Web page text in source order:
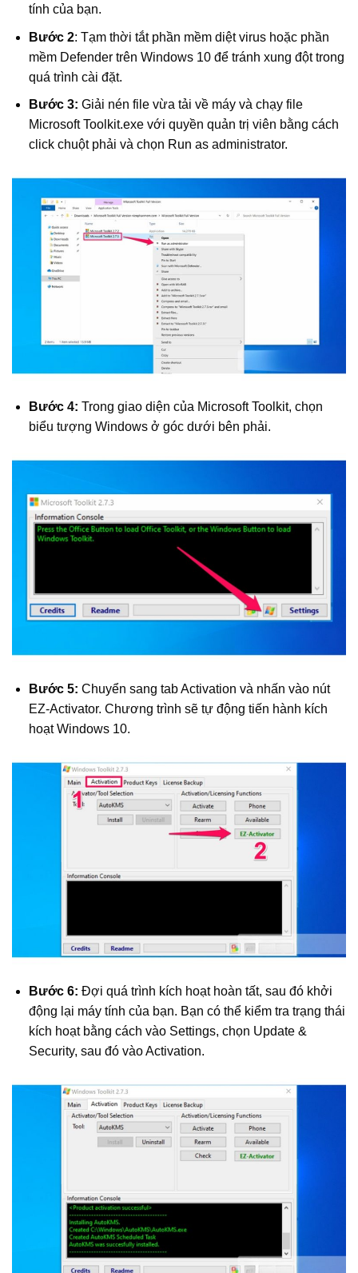
tính của bạn.
Bước 2: Tạm thời tắt phần mềm diệt virus hoặc phần
mềm Defender trên Windows 10 để tránh xung đột trong
quá trình cài đặt.
Bước 3: Giải nén file vừa tải về máy và chạy file
Microsoft Toolkit.exe với quyền quản trị viên bằng cách
click chuột phải và chọn Run as administrator.
Bước 4: Trong giao diện của Microsoft Toolkit, chọn
biểu tượng Windows ở góc dưới bên phải.
Bước 5: Chuyển sang tab Activation và nhấn vào nút
EZ-Activator. Chương trình sẽ tự động tiến hành kích
hoạt Windows 10.
Bước 6: Đợi quá trình kích hoạt hoàn tất, sau đó khởi
động lại máy tính của bạn. Bạn có thể kiểm tra trạng thái
kích hoạt bằng cách vào Settings, chọn Update &
Security, sau đó vào Activation.